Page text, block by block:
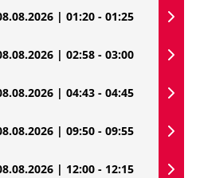
| 01:20 - 01:25
| 02:58 - 03:00
| 04:43 - 04:45
| 09:50 - 09:55
| 12:00 - 12:15